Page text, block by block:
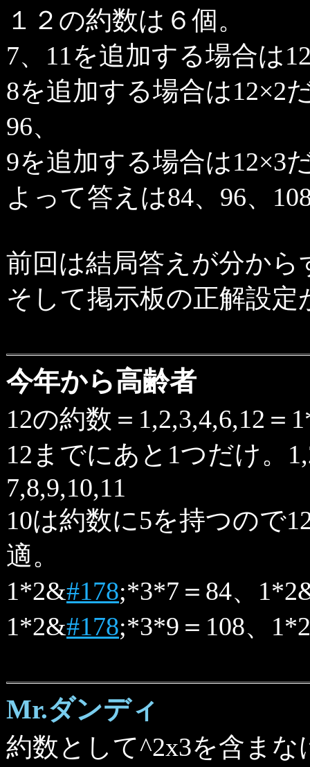
１２の約数は６個。
7、11を追加する場合は
8を追加する場合は12×2
96、
9を追加する場合は12×3
よって答えは84、96、
前回は結局答えが分か
そして掲示板の正解設
今年から高齢者
12の約数＝1,2,3,4,6,12＝
12までにあと1つだけ。
7,8,9,10,11
10は約数に5を持つので
適。
1*2&#178;*3*7＝84、
1*2&#178;*3*9＝108、
Mr.ダンディ
約数として^2x3を含ま